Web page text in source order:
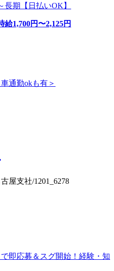
期【日払いOK】
給1,700円〜2,125円
通勤okも有＞
屋支社/1201_6278
即応募＆スグ開始！経験・知